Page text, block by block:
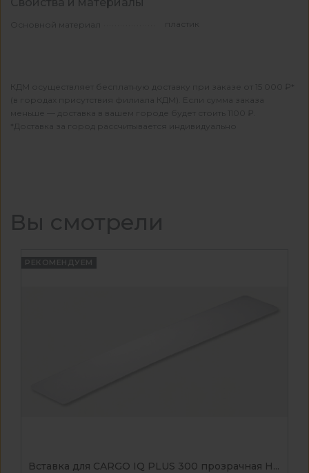
Основной материал пластик
КДМ осуществляет бесплатную доставку при заказе от 15 000 ₽*
(в городах присутствия филиала КДМ). Если сумма заказа
меньше — доставка в вашем городе будет стоить 1100 ₽.
*Доставка за город рассчитывается индивидуально
Вы смотрели
РЕКОМЕНДУЕМ
Вставка для CARGO IQ PLUS 300 прозрачная H...